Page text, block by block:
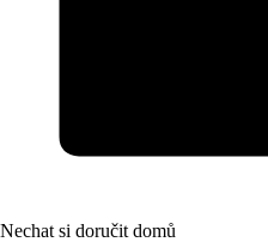
Nechat si doručit domů